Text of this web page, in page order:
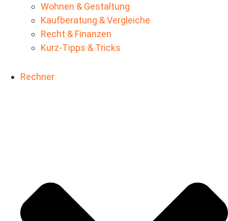
Wohnen & Gestaltung
Kaufberatung & Vergleiche
Recht & Finanzen
Kurz-Tipps & Tricks
Rechner